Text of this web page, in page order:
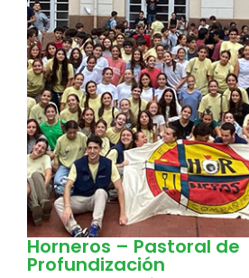
Horneros – Pastoral de
Profundización